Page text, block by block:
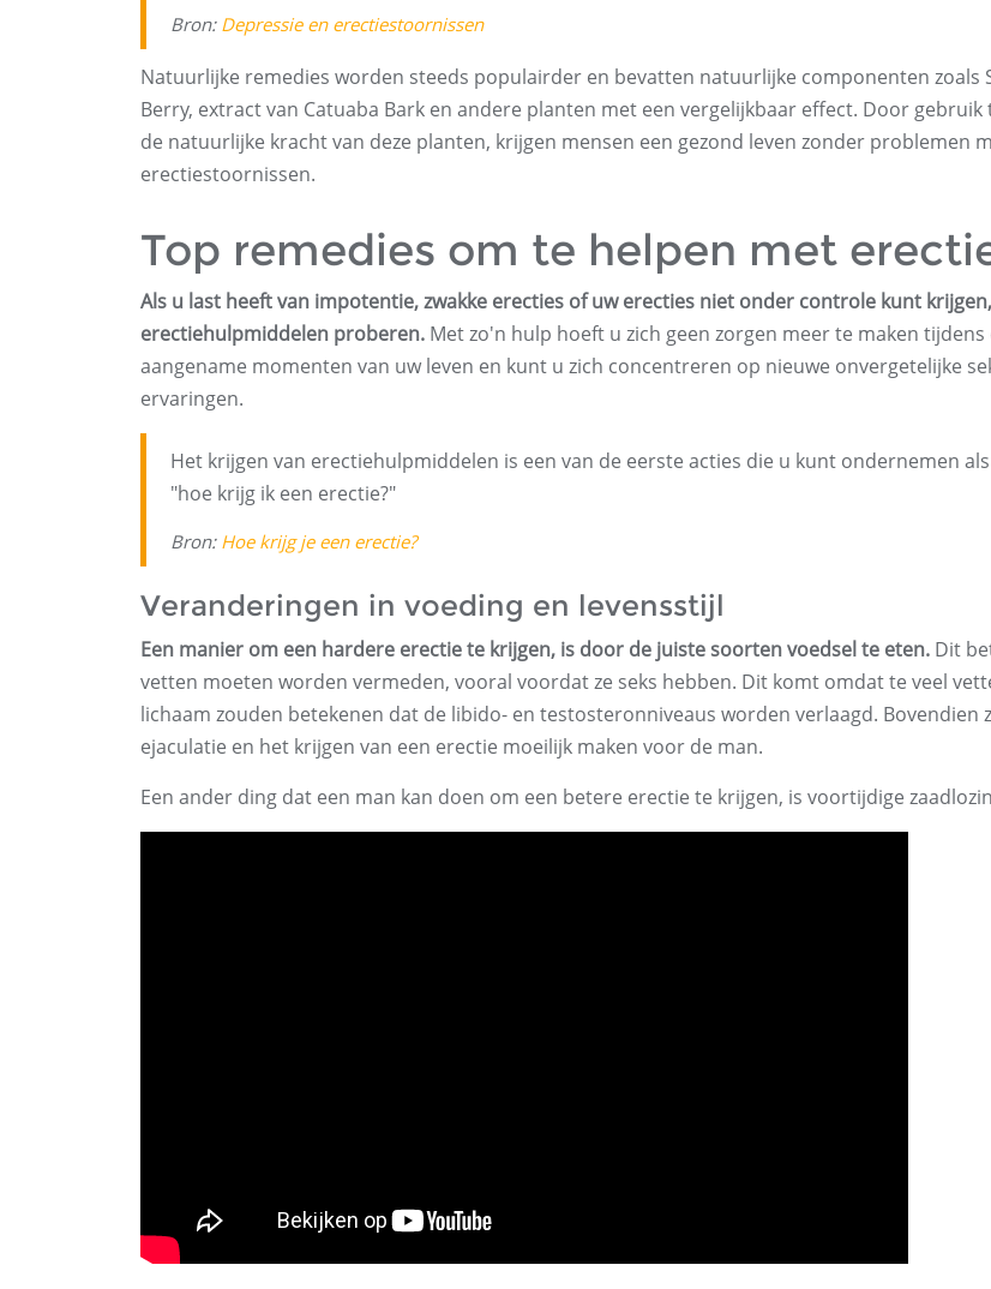
Bron: Depressie en erectiestoornissen
Natuurlijke remedies worden steeds populairder en bevatten natuurlijke componenten zoals
Berry, extract van Catuaba Bark en andere planten met een vergelijkbaar effect. Door gebruik
de natuurlijke kracht van deze planten, krijgen mensen een gezond leven zonder problemen
erectiestoornissen.
Top remedies om te helpen met
Als u last heeft van impotentie, zwakke erecties of uw erecties niet onder controle kunt
erectiehulpmiddelen proberen. Met zo'n hulp hoeft u zich geen zorgen meer te maken tijdens
aangename momenten van uw leven en kunt u zich concentreren op nieuwe onvergetelijke
ervaringen.
Het krijgen van erectiehulpmiddelen is een van de eerste acties die u kunt ondernemen als
"hoe krijg ik een erectie?"
Bron: Hoe krijg je een erectie?
Veranderingen in voeding en levensstijl
Een manier om een ​​hardere erectie te krijgen, is door de juiste soorten voedsel te eten. Dit
vetten moeten worden vermeden, vooral voordat ze seks hebben. Dit komt omdat te veel
lichaam zouden betekenen dat de libido- en testosteronniveaus worden verlaagd. Bovendien
ejaculatie en het krijgen van een erectie moeilijk maken voor de man.
Een ander ding dat een man kan doen om een ​​betere erectie te krijgen, is voortijdige